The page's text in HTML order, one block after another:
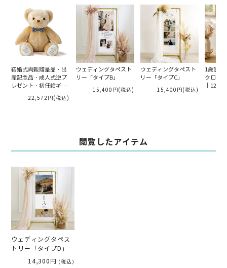
結婚式両親贈呈品・出
産記念品・成人式逆プ
レゼント・初任給ギフ
ト・体重ベア・ウェイ
トベア「キャメリーマ
22,572円(税込)
ウェディングタペスト
リー「タイプB」
15,400円(税込)
ウェディングタペスト
リー「タイプC」
15,400円(税込)
1歳誕生
クロッ
｜12か
閲覧したアイテム
ウェディングタペス
トリー「タイプD」
14,300円 (税込)